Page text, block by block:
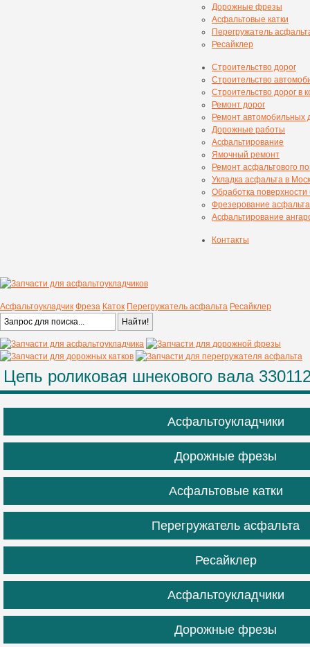
Дорожные фрезы
Асфальтовые катки
Перегружатель
Ресайклер
Строительство дорог
Строительство
Строительство дорог в
Ремонт дорог
Ремонт автомобильных
Дорожные работы
Асфальтирование
Ямочный ремонт
Ремонт асфальтового
Укладка асфальта в
Обработка
Фрезерование асфальта
Асфальтирование
Контакты
Асфальтоукладчик Фреза Каток Перегружатель асфальта Ресайклер
Цепь роликовая шнекового вала
Асфальтоукладчики
Дорожные фрезы
Асфальтовые катки
Перегружатель асфальта
Ресайклер
Асфальтоукладчики
Дорожные фрезы